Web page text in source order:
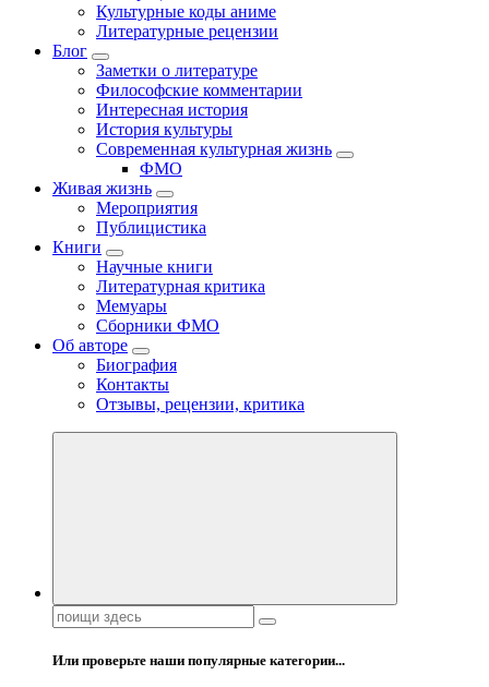
Культурные коды аниме
Литературные рецензии
Блог
Заметки о литературе
Философские комментарии
Интересная история
История культуры
Современная культурная жизнь
ФМО
Живая жизнь
Мероприятия
Публицистика
Книги
Научные книги
Литературная критика
Мемуары
Сборники ФМО
Об авторе
Биография
Контакты
Отзывы, рецензии, критика
Поиск:
Или проверьте наши популярные категории...